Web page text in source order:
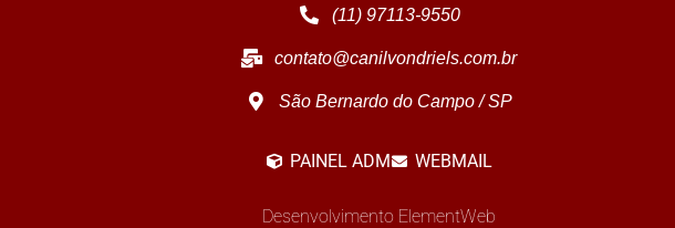
(11) 97113-9550
contato@canilvondriels.com.br
São Bernardo do Campo / SP
PAINEL ADM WEBMAIL
Desenvolvimento ElementWeb